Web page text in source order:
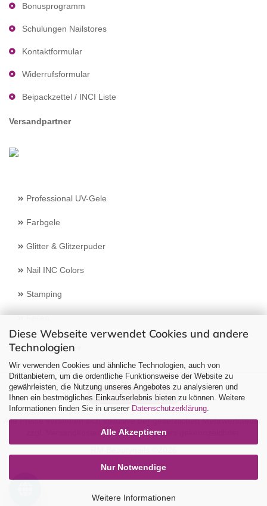
Diese Webseite verwendet Cookies und andere
Technologien
Wir verwenden Cookies und ähnliche Technologien, auch von
Drittanbietern, um die ordentliche Funktionsweise der Website zu
gewährleisten, die Nutzung unseres Angebotes zu analysieren und
Ihnen ein bestmögliches Einkaufserlebnis bieten zu können. Weitere
Informationen finden Sie in unserer Datenschutzerklärung
Alle Akzeptieren
Nur Notwendige
Weitere Informationen
Bonusprogramm
Schulungen Nailstores
Kontaktformular
Widerrufsformular
Beipackzettel / INCI Liste
Versandpartner
Professional UV-Gele
Farbgele
Glitter & Glitzerpuder
Nail INC Colors
Stamping
Feilen
Select Language
Vertrag widerrufen
Alle Preise verstehen sich inklusive der gesetzlichen Mehrwertsteuer,
Versandkostensoweit nicht anders gekennzeichnet.